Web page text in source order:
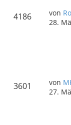
4186 von
28.
3601 von
27.